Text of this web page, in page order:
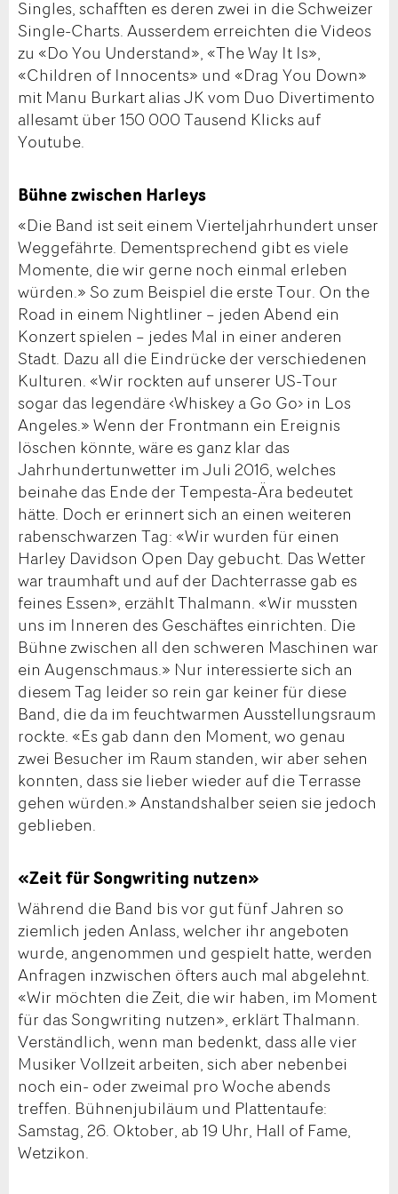
Singles, schafften es deren zwei in die Schweizer
Single-Charts. Ausserdem erreichten die Videos
zu «Do You Understand», «The Way It Is»,
«Children of Innocents» und «Drag You Down»
mit Manu Burkart alias JK vom Duo Divertimento
allesamt über 150 000 Tausend Klicks auf
Youtube.
Bühne zwischen Harleys
«Die Band ist seit einem Vierteljahrhundert unser
Weggefährte. Dementsprechend gibt es viele
Momente, die wir gerne noch einmal erleben
würden.» So zum Beispiel die erste Tour. On the
Road in einem Nightliner – jeden Abend ein
Konzert spielen – jedes Mal in einer anderen
Stadt. Dazu all die Eindrücke der verschiedenen
Kulturen. «Wir rockten auf unserer US-Tour
sogar das legendäre ‹Whiskey a Go Go› in Los
Angeles.» Wenn der Frontmann ein Ereignis
löschen könnte, wäre es ganz klar das
Jahrhundertunwetter im Juli 2016, welches
beinahe das Ende der Tempesta-Ära bedeutet
hätte. Doch er erinnert sich an einen weiteren
rabenschwarzen Tag: «Wir wurden für einen
Harley Davidson Open Day gebucht. Das Wetter
war traumhaft und auf der Dachterrasse gab es
feines Essen», erzählt Thalmann. «Wir mussten
uns im Inneren des Geschäftes einrichten. Die
Bühne zwischen all den schweren Maschinen war
ein Augenschmaus.» Nur interessierte sich an
diesem Tag leider so rein gar keiner für diese
Band, die da im feuchtwarmen Ausstellungsraum
rockte. «Es gab dann den Moment, wo genau
zwei Besucher im Raum standen, wir aber sehen
konnten, dass sie lieber wieder auf die Terrasse
gehen würden.» Anstandshalber seien sie jedoch
geblieben.
«Zeit für Songwriting nutzen»
Während die Band bis vor gut fünf Jahren so
ziemlich jeden Anlass, welcher ihr angeboten
wurde, angenommen und gespielt hatte, werden
Anfragen inzwischen öfters auch mal abgelehnt.
«Wir möchten die Zeit, die wir haben, im Moment
für das Songwriting nutzen», erklärt Thalmann.
Verständlich, wenn man bedenkt, dass alle vier
Musiker Vollzeit arbeiten, sich aber nebenbei
noch ein- oder zweimal pro Woche abends
treffen. Bühnenjubiläum und Plattentaufe:
Samstag, 26. Oktober, ab 19 Uhr, Hall of Fame,
Wetzikon.